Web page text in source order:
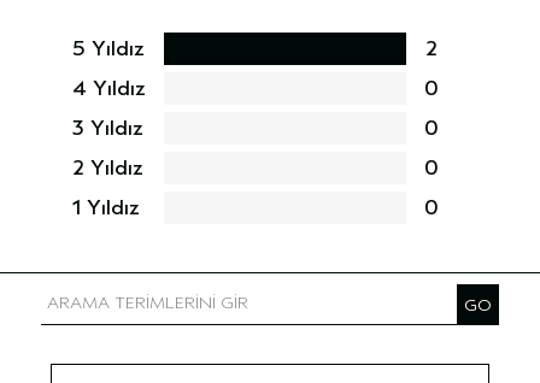
5 Yıldız
2
4 Yıldız
0
3 Yıldız
0
2 Yıldız
0
1 Yıldız
0